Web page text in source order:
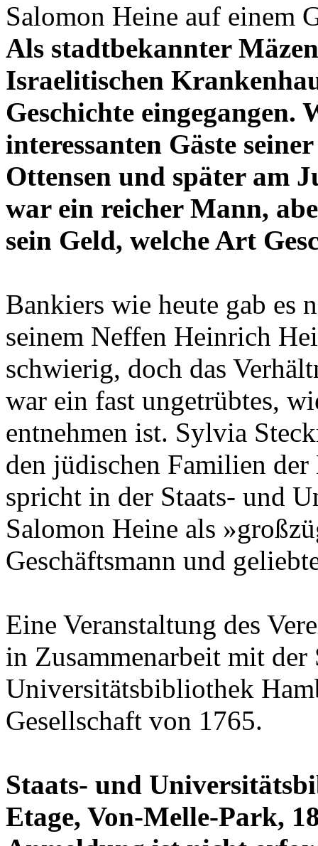
Salomon Heine auf einem
Als stadtbekannter
Israelitischen
Geschichte eingegangen.
interessanten Gäste
Ottensen und später am
war ein reicher Mann,
sein Geld, welche Art
Bankiers wie heute gab es
seinem Neffen Heinrich
schwierig, doch das
war ein fast ungetrübtes,
entnehmen ist. Sylvia
den jüdischen Familien
spricht in der Staats- und
Salomon Heine als
Geschäftsmann und
Eine Veranstaltung des
in Zusammenarbeit mit der
Universitätsbibliothek
Gesellschaft von 1765.
Staats- und
Etage, Von-Melle-Park,